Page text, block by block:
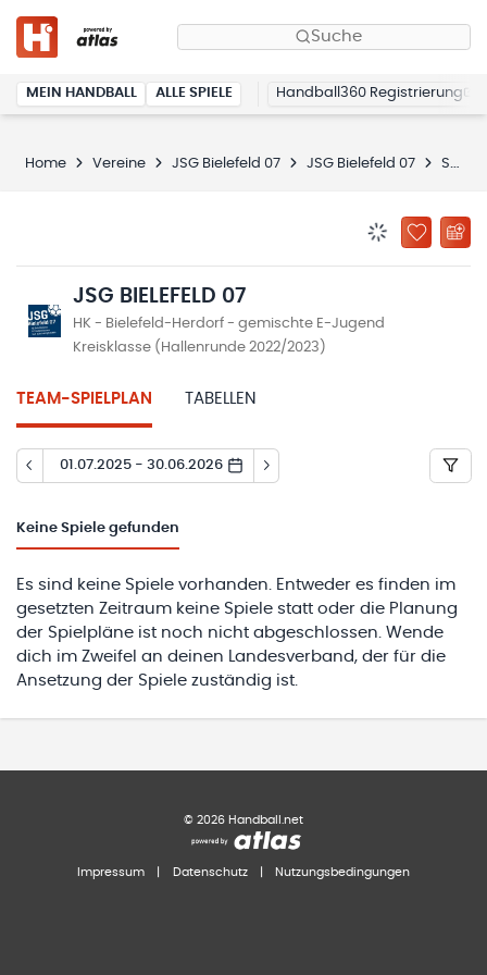
Suche
MEIN HANDBALL ALLE SPIELE Handball360 Registrierung
Home Vereine JSG Bielefeld 07 JSG Bielefeld 07 Spielplan
ZU
JSG BIELEFELD 07
HK - Bielefeld-Herdorf - gemischte E-Jugend
Kreisklasse (Hallenrunde 2022/2023)
TEAM-SPIELPLAN TABELLEN
01.07.2025 - 30.06.2026
Keine Spiele gefunden
Es sind keine Spiele vorhanden. Entweder es finden im
gesetzten Zeitraum keine Spiele statt oder die Planung
der Spielpläne ist noch nicht abgeschlossen. Wende
dich im Zweifel an deinen Landesverband, der für die
Ansetzung der Spiele zuständig ist.
© 2026 Handball.net
Impressum Datenschutz Nutzungsbedingungen